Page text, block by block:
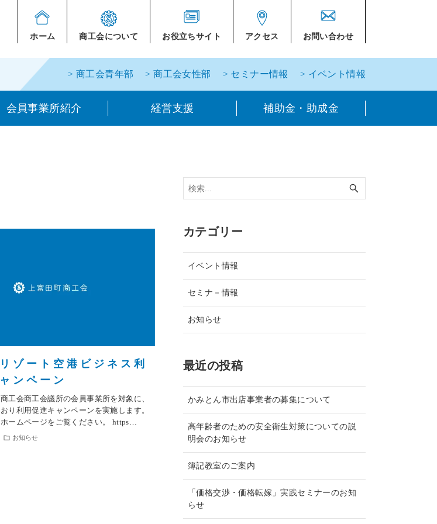
ホーム 商工会について お役立ちサイト アクセス お問い合わせ
> 商工会青年部 > 商工会女性部 > セミナー情報 > イベント情報
会員事業所紹介 経営支援 補助金・助成金
ゾート空港ビジネス利
ンペーン
工会商工会議所の会員事業所を対象に、
り利用促進キャンペーンを実施します。
ームページをご覧ください。 https…
お知らせ
カテゴリー
イベント情報
セミナ－情報
お知らせ
最近の投稿
かみとん市出店事業者の募集について
高年齢者のための安全衛生対策についての説
明会のお知らせ
簿記教室のご案内
「価格交渉・価格転嫁」実践セミナーのお知
らせ